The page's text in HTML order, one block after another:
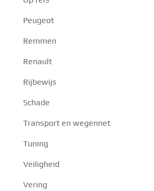
Peugeot
Remmen
Renault
Rijbewijs
Schade
Transport en wegennet
Tuning
Veiligheid
Vering